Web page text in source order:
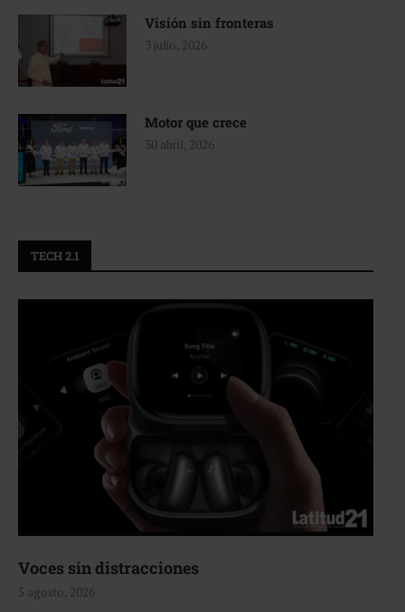
Visión sin fronteras
3 julio, 2026
Motor que crece
30 abril, 2026
TECH 2.1
Voces sin distracciones
5 agosto, 2026